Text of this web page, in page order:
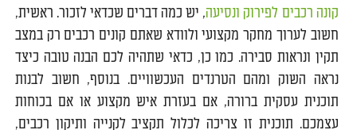
קונה רכבים לפירוק ונסיעה, יש כמה דברים שכדאי לזכור. ראשית,
חשוב לערוך מחקר מקצועי ולוודא שאתם קונים רכבים רק במצב
תקין ונראות סבירה. כמו כן, כדאי שתהיה לכם הבנה טובה כיצד
נראה השוק ומהם הטרנדים העכשוויים. בנוסף, חשוב לבנות
תוכנית עסקית ברורה, אם בעזרת איש מקצוע או אם בכוחות
עצמכם. תוכנית זו צריכה לכלול תקציב לקנייה ותיקון רכבים,